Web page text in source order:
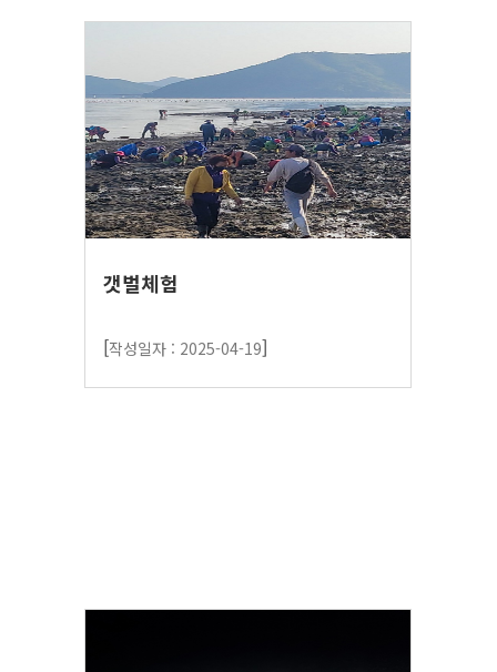
갯벌체험
[작성일자 : 2025-04-19]